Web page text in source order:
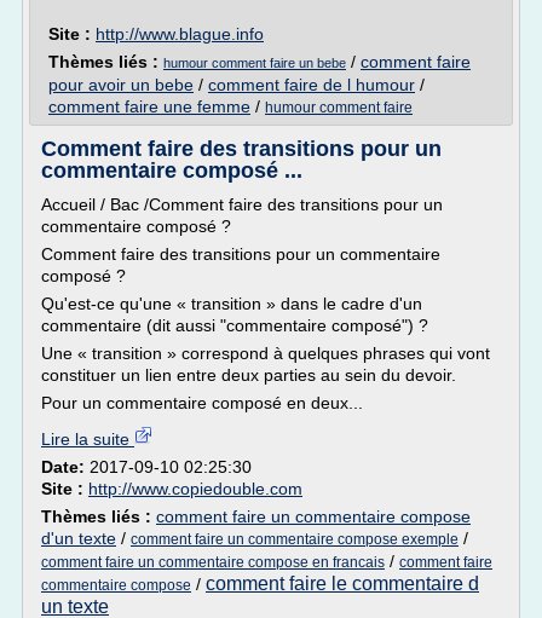
Site : http://www.blague.info
Thèmes liés : humour comment faire un bebe / comment faire
pour avoir un bebe / comment faire de l humour /
comment faire une femme / humour comment faire
Comment faire des transitions pour un
commentaire composé ...
Accueil / Bac /Comment faire des transitions pour un
commentaire composé ?
Comment faire des transitions pour un commentaire
composé ?
Qu'est-ce qu'une « transition » dans le cadre d'un
commentaire (dit aussi "commentaire composé") ?
Une « transition » correspond à quelques phrases qui vont
constituer un lien entre deux parties au sein du devoir.
Pour un commentaire composé en deux...
Lire la suite
Date: 2017-09-10 02:25:30
Site : http://www.copiedouble.com
Thèmes liés : comment faire un commentaire compose
d'un texte / comment faire un commentaire compose exemple /
comment faire un commentaire compose en francais / comment faire
commentaire compose / comment faire le commentaire d
un texte